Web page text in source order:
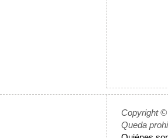
Copyright ©
Queda